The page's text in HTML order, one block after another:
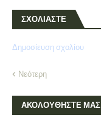
ΣΧΟΛΙΑΣΤΕ
Δημοσίευση σχολίου
Νεότερη
ΑΚΟΛΟΥΘΗΣΤΕ ΜΑΣ